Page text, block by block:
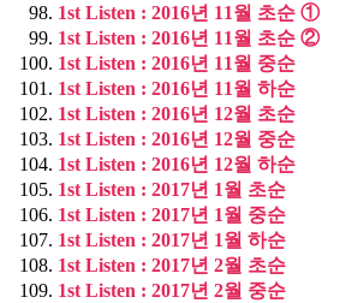
1st Listen : 2016년 11월 초순 ①
1st Listen : 2016년 11월 초순 ②
1st Listen : 2016년 11월 중순
1st Listen : 2016년 11월 하순
1st Listen : 2016년 12월 초순
1st Listen : 2016년 12월 중순
1st Listen : 2016년 12월 하순
1st Listen : 2017년 1월 초순
1st Listen : 2017년 1월 중순
1st Listen : 2017년 1월 하순
1st Listen : 2017년 2월 초순
1st Listen : 2017년 2월 중순